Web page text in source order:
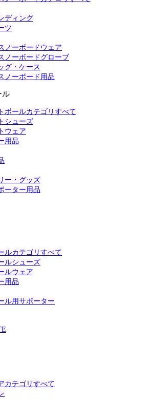
ディング
ツ
ノーボードウェア
ノーボードグローブ
グ・ケース
ノーボード用品
ル
ボールカテゴリすべて
シューズ
ウェア
用品
ー・グッズ
ーター用品
ルカテゴリすべて
ルシューズ
ルウェア
用品
ル用サポーター
カテゴリすべて